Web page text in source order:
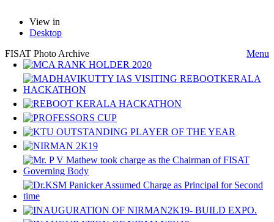
View in
Desktop
FISAT Photo Archive
Menu